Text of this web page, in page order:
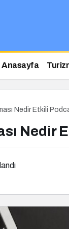
Anasayfa
Nedir Etkili
Nedir